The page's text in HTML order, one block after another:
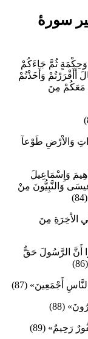
سورۀ
وَحِكْمَةٍ ثُمَّ جَاءَكُمْ
أَأَقْرَرْتُمْ وَأَخَذْتُمْ
مَعَكُمْ مِنَ
وَالاْرْضِ طَوْعآ
وَإِسْمَاعِيلَ
وَالنَّبِيُّونَ مِنْ
الاْخِرَةِ مِنَ
أَنَّ الرَّسُولَ حَقٌّ
أَجْمَعِينَ» (87)
(88)
رَحِيمٌ» (89)